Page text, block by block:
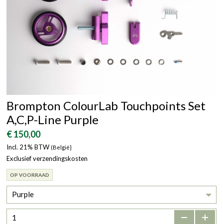
Brompton ColourLab Touchpoints Set
A,C,P-Line Purple
€ 150,00
Incl. 21% BTW (België}
Exclusief verzendingskosten
OP VOORRAAD
Purple
- +